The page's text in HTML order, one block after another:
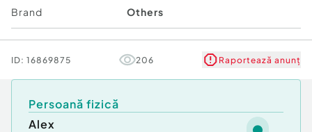
Brand Others
ID: 16869875 206 Raportează anunț
Persoană fizică
Alex